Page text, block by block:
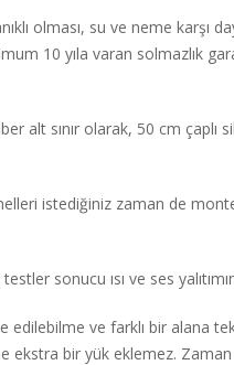
olması, su ve neme karşı
10 yıla varan solmazlık
alt sınır olarak, 50 cm çaplı
istediğiniz zaman de
sonucu ısı ve ses
edilebilme ve farklı bir alana
ekstra bir yük eklemez.